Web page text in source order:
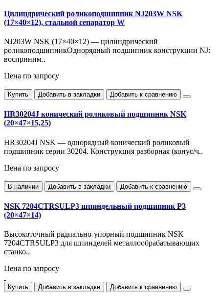
Цилиндрический роликоподшипник NJ203W NSK
(17×40×12), стальной сепаратор W
NJ203W NSK (17×40×12) — цилиндрический
роликоподшипникОднорядный подшипник конструкции NJ:
восприним..
Цена по запросу
Купить Добавить в закладки Добавить к сравнению
HR30204J конический роликовый подшипник NSK
(20×47×15,25)
HR30204J NSK — однорядный конический роликовый
подшипник серии 30204. Конструкция разборная (конус/ч..
Цена по запросу
В наличии Добавить в закладки Добавить к сравнению
NSK 7204CTRSULP3 шпиндельный подшипник P3
(20×47×14)
Высокоточный радиально-упорный подшипник NSK
7204CTRSULP3 для шпинделей металлообрабатывающих
станко..
Цена по запросу
Купить Добавить в закладки Добавить к сравнению